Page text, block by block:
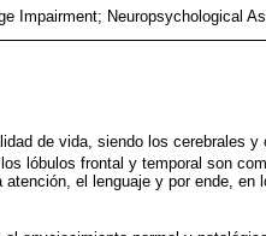
Impairment; Neuropsychological
de vida, siendo los cerebrales y
lóbulos frontal y temporal son
el lenguaje y por ende, en